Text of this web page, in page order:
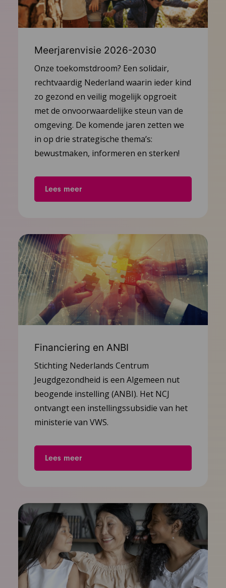
Meerjarenvisie 2026-2030
Onze toekomstdroom? Een solidair,
rechtvaardig Nederland waarin ieder kind
zo gezond en veilig mogelijk opgroeit
met de onvoorwaardelijke steun van de
omgeving. De komende jaren zetten we
in op drie strategische thema’s:
bewustmaken, informeren en sterken!
Lees meer
Financiering en ANBI
Stichting Nederlands Centrum
Jeugdgezondheid is een Algemeen nut
beogende instelling (ANBI). Het NCJ
ontvangt een instellingssubsidie van het
ministerie van VWS.
Lees meer